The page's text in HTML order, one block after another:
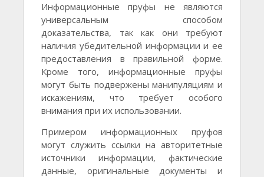
Информационные пруфы не являются
универсальным способом
доказательства, так как они требуют
наличия убедительной информации и ее
предоставления в правильной форме.
Кроме того, информационные пруфы
могут быть подвержены манипуляциям и
искажениям, что требует особого
внимания при их использовании.
Примером информационных пруфов
могут служить ссылки на авторитетные
источники информации, фактические
данные, оригинальные документы и